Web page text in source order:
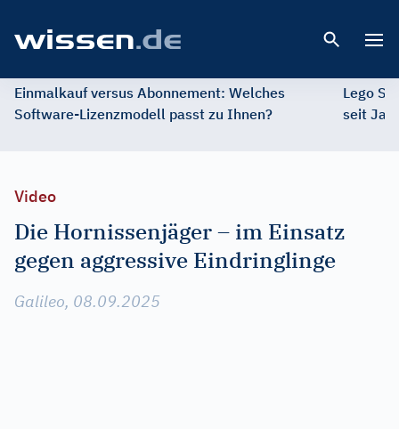
Einmalkauf versus Abonnement: Welches
Software-Lizenzmodell passt zu Ihnen?
Lego
seit
Video
Die Hornissenjäger – im Einsatz
gegen aggressive Eindringlinge
Galileo, 08.09.2025